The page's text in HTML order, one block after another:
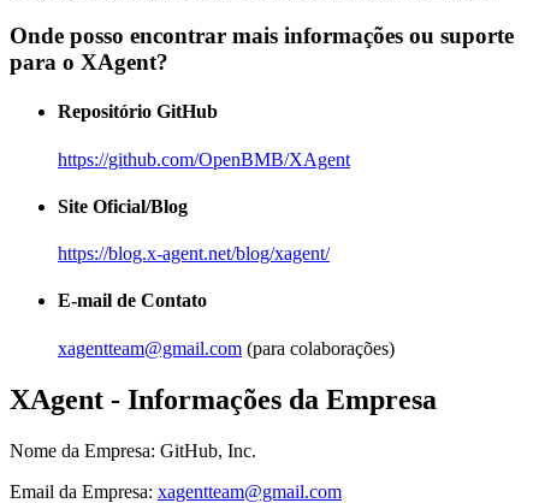
Onde posso encontrar mais informações ou suporte
para o XAgent?
Repositório GitHub
https://github.com/OpenBMB/XAgent
Site Oficial/Blog
https://blog.x-agent.net/blog/xagent/
E-mail de Contato
xagentteam@gmail.com (para colaborações)
XAgent - Informações da Empresa
Nome da Empresa: GitHub, Inc.
Email da Empresa: xagentteam@gmail.com